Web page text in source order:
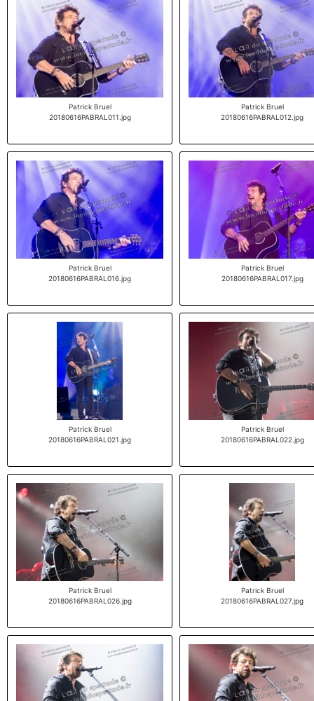
Patrick Bruel
20180616PABRAL011.jpg
Patrick Bruel
20180616PABRAL012.jpg
Patrick Bruel
20180616PABRAL016.jpg
Patrick Bruel
20180616PABRAL017.jpg
Patrick Bruel
20180616PABRAL021.jpg
Patrick Bruel
20180616PABRAL022.jpg
Patrick Bruel
20180616PABRAL026.jpg
Patrick Bruel
20180616PABRAL027.jpg